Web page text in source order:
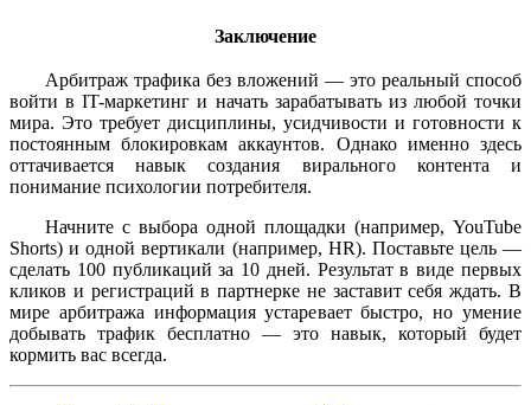
Заключение
Арбитраж трафика без вложений — это реальный способ
войти в IT-маркетинг и начать зарабатывать из любой точки
мира. Это требует дисциплины, усидчивости и готовности к
постоянным блокировкам аккаунтов. Однако именно здесь
оттачивается навык создания вирального контента и
понимание психологии потребителя.
Начните с выбора одной площадки (например, YouTube
Shorts) и одной вертикали (например, HR). Поставьте цель —
сделать 100 публикаций за 10 дней. Результат в виде первых
кликов и регистраций в партнерке не заставит себя ждать. В
мире арбитража информация устаревает быстро, но умение
добывать трафик бесплатно — это навык, который будет
кормить вас всегда.